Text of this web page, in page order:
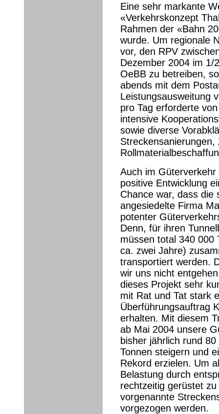
Eine sehr markante
«Verkehrskonzept
Rahmen der «Bahn
wurde. Um regionale
vor, den RPV
Dezember 2004 im 1/
OeBB zu betreiben,
abends mit dem
Leistungsausweitung
pro Tag erforderte
intensive
sowie diverse
Auch im
positive Entwicklung
Chance war, dass die
angesiedelte Firma
potenter
Denn, für ihren
müssen total 340 000
ca. zwei Jahre)
transportiert werden.
wir uns nicht
dieses Projekt sehr
mit Rat und Tat stark
Überführungsauftrag
erhalten. Mit diesem
ab Mai 2004 unsere
bisher jährlich rund
Tonnen steigern und
Rekord erzielen. Um
Belastung durch
rechtzeitig gerüstet
vorgenannte
vorgezogen werden.